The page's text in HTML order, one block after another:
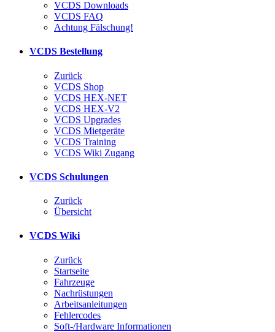
VCDS Downloads
VCDS FAQ
Achtung Fälschung!
VCDS Bestellung
Zurück
VCDS Shop
VCDS HEX-NET
VCDS HEX-V2
VCDS Upgrades
VCDS Mietgeräte
VCDS Training
VCDS Wiki Zugang
VCDS Schulungen
Zurück
Übersicht
VCDS Wiki
Zurück
Startseite
Fahrzeuge
Nachrüstungen
Arbeitsanleitungen
Fehlercodes
Soft-/Hardware Informationen